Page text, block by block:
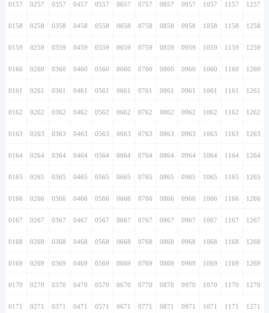
0157 0257 0357 0457 0557 0657 0757 0857 0957 1057 1157 1257
0158 0258 0358 0458 0558 0658 0758 0858 0958 1058 1158 1258
0159 0259 0359 0459 0559 0659 0759 0859 0959 1059 1159 1259
0160 0260 0360 0460 0560 0660 0760 0860 0960 1060 1160 1260
0161 0261 0361 0461 0561 0661 0761 0861 0961 1061 1161 1261
0162 0262 0362 0462 0562 0662 0762 0862 0962 1062 1162 1262
0163 0263 0363 0463 0563 0663 0763 0863 0963 1063 1163 1263
0164 0264 0364 0464 0564 0664 0764 0864 0964 1064 1164 1264
0165 0265 0365 0465 0565 0665 0765 0865 0965 1065 1165 1265
0166 0266 0366 0466 0566 0666 0766 0866 0966 1066 1166 1266
0167 0267 0367 0467 0567 0667 0767 0867 0967 1067 1167 1267
0168 0268 0368 0468 0568 0668 0768 0868 0968 1068 1168 1268
0169 0269 0369 0469 0569 0669 0769 0869 0969 1069 1169 1269
0170 0270 0370 0470 0570 0670 0770 0870 0970 1070 1170 1270
0171 0271 0371 0471 0571 0671 0771 0871 0971 1071 1171 1271